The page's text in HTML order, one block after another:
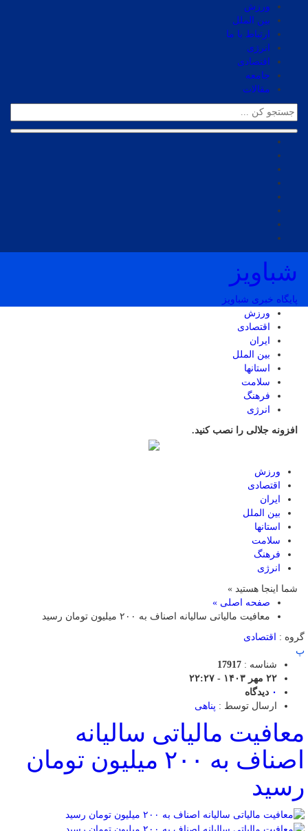
ورزش
بین الملل
ارتباط با ما
انرژی
اقتصادی
جامعه
مقالات
شباویز
پایگاه خبری شباویز
ورزش
اقتصادی
ایران
بین الملل
استانها
سلامت
فرهنگ
انرژی
افزونه جلالی را نصب کنید.
ورزش
اقتصادی
ایران
بین الملل
استانها
سلامت
فرهنگ
انرژی
شما اینجا هستید »
صفحه اصلی »
معافیت مالیاتی سالیانه اصناف به ۲۰۰ میلیون تومان رسید
گروه :
اقتصادی
پ
شناسه : 17917
۲۲ مهر ۱۴۰۳ - ۲۲:۲۷
۰ دیدگاه
ارسال توسط : پناهی
معافیت مالیاتی سالیانه
اصناف به ۲۰۰ میلیون تومان
رسید